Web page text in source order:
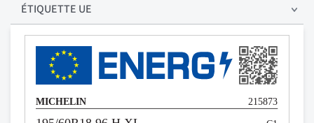
ÉTIQUETTE UE